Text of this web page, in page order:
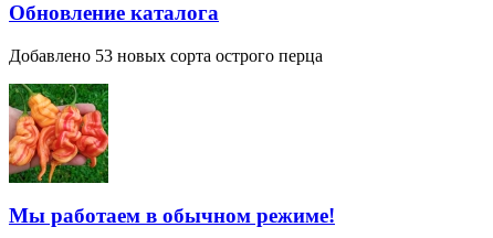
Обновление каталога
Добавлено 53 новых сорта острого перца
Мы работаем в обычном режиме!